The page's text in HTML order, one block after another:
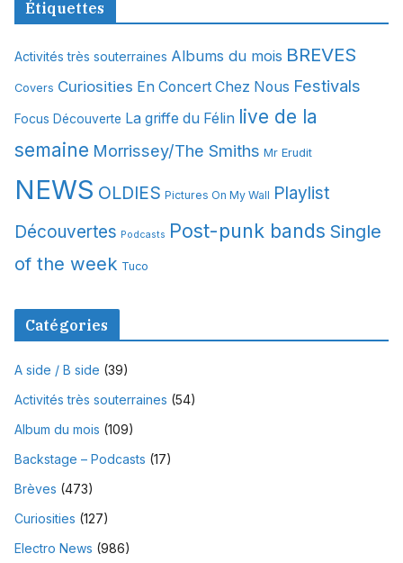
v
e
Étiquettes
Activités très souterraines Albums du mois BREVES
Covers Curiosities En Concert Chez Nous Festivals
Focus Découverte La griffe du Félin live de la
semaine Morrissey/The Smiths Mr Erudit
NEWS OLDIES Pictures On My Wall Playlist
Découvertes Podcasts Post-punk bands Single
of the week Tuco
Catégories
A side / B side (39)
Activités très souterraines (54)
Album du mois (109)
Backstage – Podcasts (17)
Brèves (473)
Curiosities (127)
Electro News (986)